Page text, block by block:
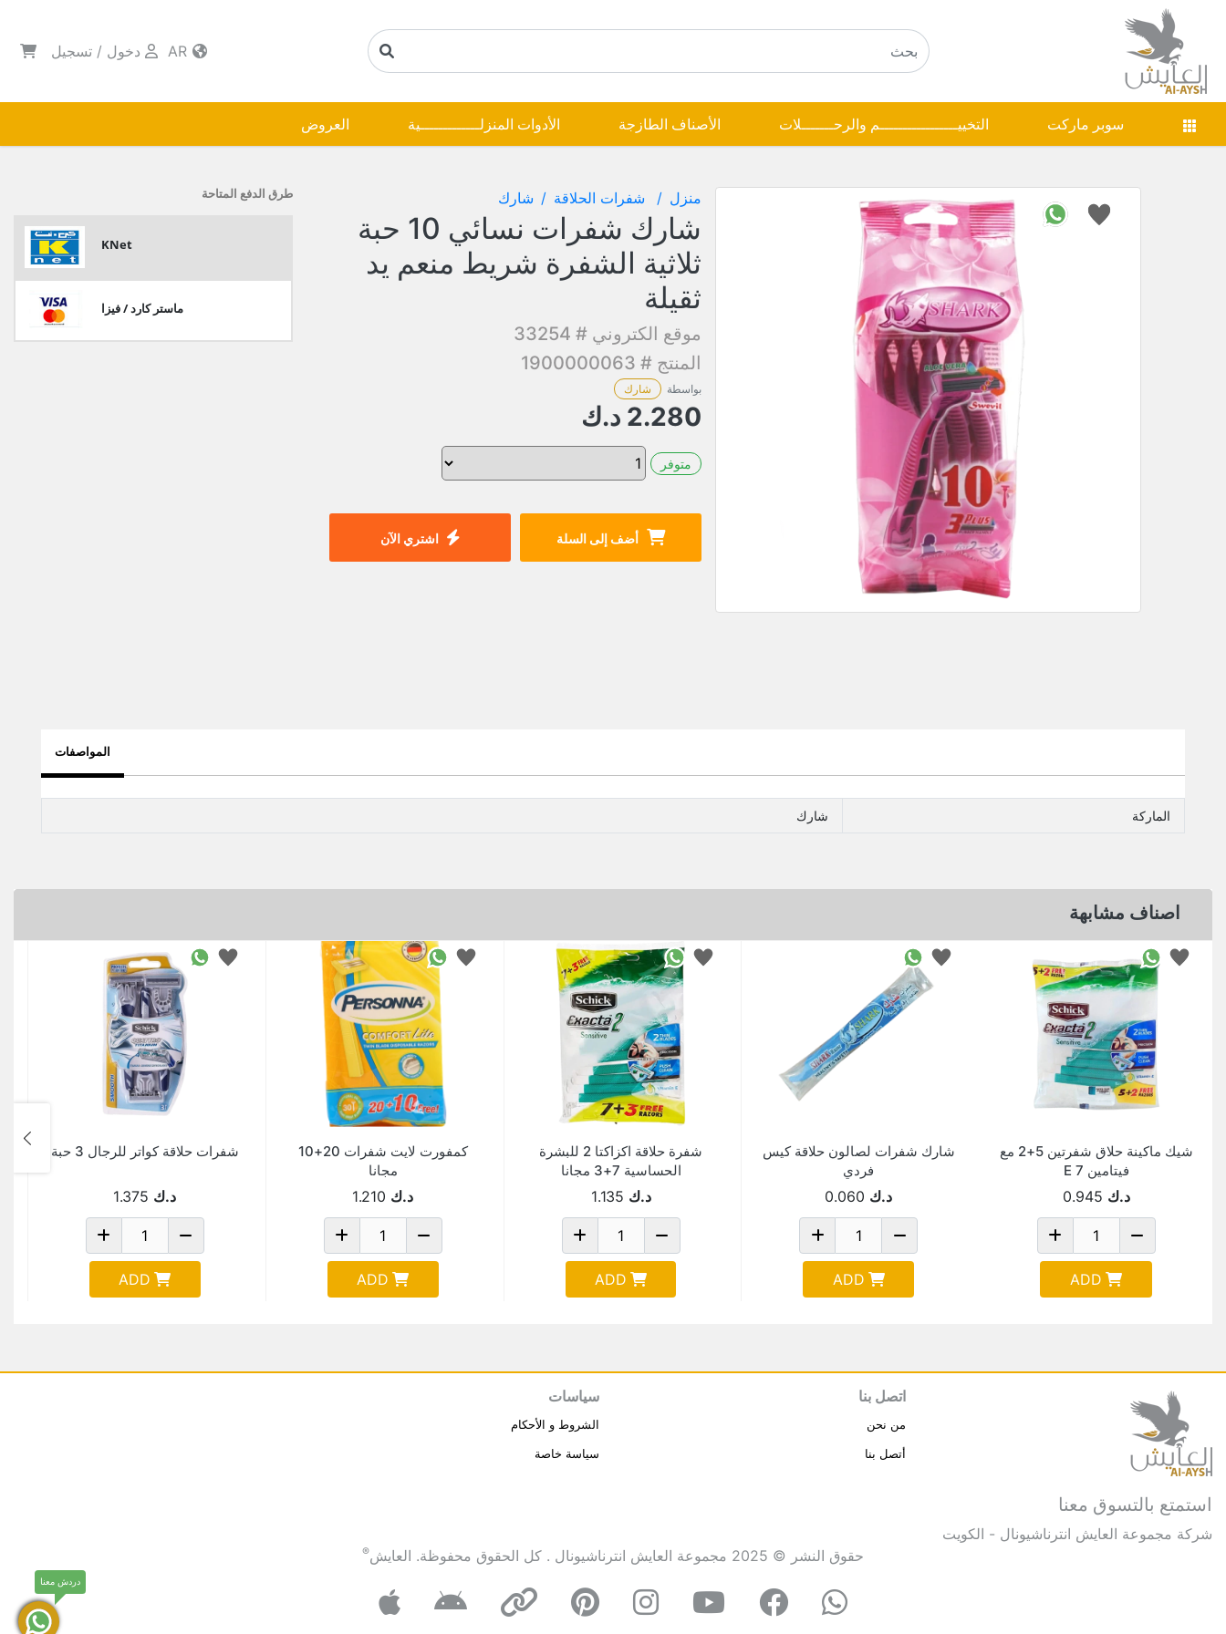
دخول / تسجيل
سوبر ماركت التخييـــــــــــــــــم والرحـــــــلات الأصناف الطازجة الأدوات المنزلـــــــــــــية العروض
منزل شفرات الحلاقة شارك
شارك شفرات نسائي 10 حبة
ثلاثية الشفرة شريط منعم يد
ثقيلة
موقع الكتروني # 33254
المنتج # 1900000063
بواسطة شارك
2.280 د.ك
متوفر
أضف إلى السلة اشتري الآن
طرق الدفع المتاحة
KNet
ماستر كارد / فيزا
المواصفات
الماركة شارك
اصناف مشابهة
شيك ماكينة حلاق شفرتين 5+2 مع
فيتامين E 7
د.ك 0.945
ADD
شارك شفرات لصالون حلاقة كيس
فردي
د.ك 0.060
ADD
شفرة حلاقة اكزاكتا 2 للبشرة
الحساسية 7+3 مجانا
د.ك 1.135
ADD
كمفورت لايت شفرات 20+10
مجانا
د.ك 1.210
ADD
شفرات حلاقة كواتر للرجال 3 حبة
د.ك 1.375
ADD
استمتع بالتسوق معنا
شركة مجموعة العايش انترناشيونال - الكويت
اتصل بنا
من نحن
أتصل بنا
سياسات
الشروط و الأحكام
سياسة خاصة
حقوق النشر © 2025 مجموعة العايش انترناشيونال . كل الحقوق محفوظة. العايش®
دردش معنا